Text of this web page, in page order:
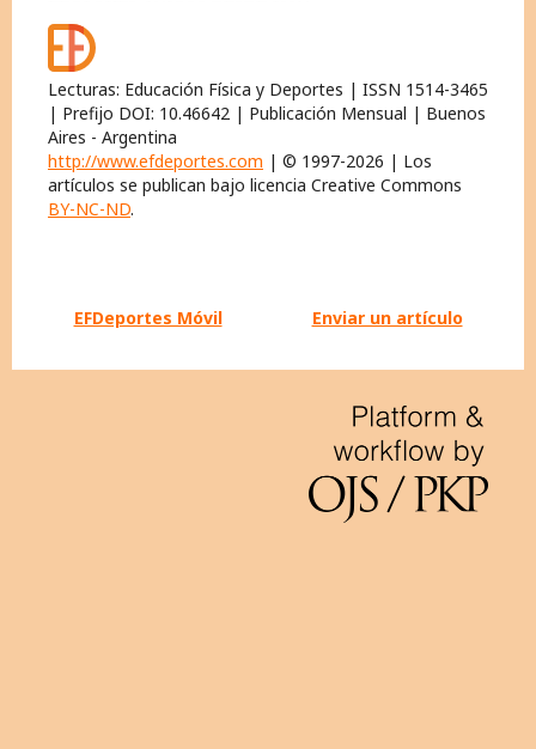
Lecturas: Educación Física y Deportes | ISSN 1514-3465
| Prefijo DOI: 10.46642 | Publicación Mensual | Buenos
Aires - Argentina
http://www.efdeportes.com | © 1997-2026 | Los
artículos se publican bajo licencia Creative Commons
BY-NC-ND.
EFDeportes Móvil Enviar un artículo